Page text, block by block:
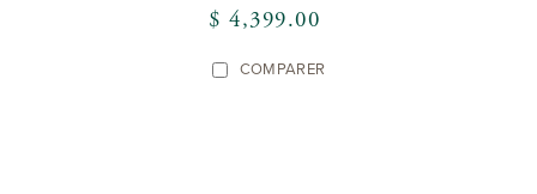
$ 4,399.00
COMPARER